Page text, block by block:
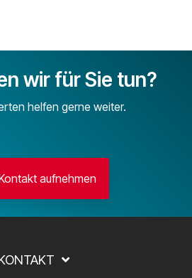
wir für Sie tun?
helfen gerne weiter.
aufnehmen